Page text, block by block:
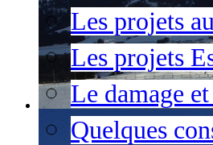
Les projets
Les projets
Le damage
Quelques